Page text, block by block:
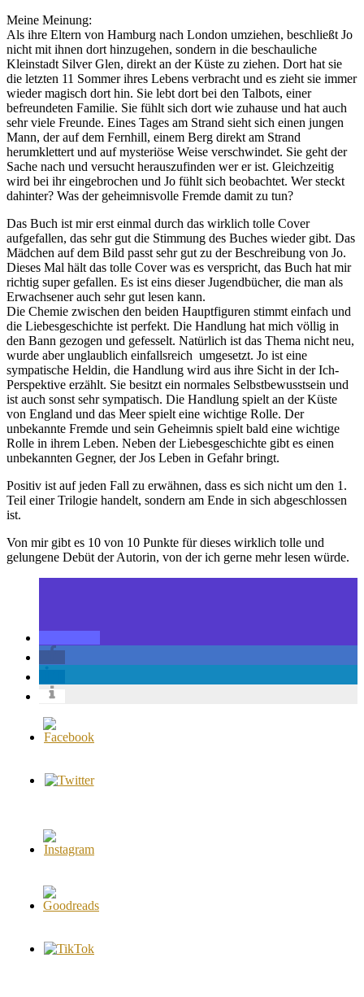
Meine Meinung:
Als ihre Eltern von Hamburg nach London umziehen, beschließt Jo
nicht mit ihnen dort hinzugehen, sondern in die beschauliche
Kleinstadt Silver Glen, direkt an der Küste zu ziehen. Dort hat sie
die letzten 11 Sommer ihres Lebens verbracht und es zieht sie immer
wieder magisch dort hin. Sie lebt dort bei den Talbots, einer
befreundeten Familie. Sie fühlt sich dort wie zuhause und hat auch
sehr viele Freunde. Eines Tages am Strand sieht sich einen jungen
Mann, der auf dem Fernhill, einem Berg direkt am Strand
herumklettert und auf mysteriöse Weise verschwindet. Sie geht der
Sache nach und versucht herauszufinden wer er ist. Gleichzeitig
wird bei ihr eingebrochen und Jo fühlt sich beobachtet. Wer steckt
dahinter? Was der geheimnisvolle Fremde damit zu tun?
Das Buch ist mir erst einmal durch das wirklich tolle Cover
aufgefallen, das sehr gut die Stimmung des Buches wieder gibt. Das
Mädchen auf dem Bild passt sehr gut zu der Beschreibung von Jo.
Dieses Mal hält das tolle Cover was es verspricht, das Buch hat mir
richtig super gefallen. Es ist eins dieser Jugendbücher, die man als
Erwachsener auch sehr gut lesen kann.
Die Chemie zwischen den beiden Hauptfiguren stimmt einfach und
die Liebesgeschichte ist perfekt. Die Handlung hat mich völlig in
den Bann gezogen und gefesselt. Natürlich ist das Thema nicht neu,
wurde aber unglaublich einfallsreich umgesetzt. Jo ist eine
sympatische Heldin, die Handlung wird aus ihre Sicht in der Ich-
Perspektive erzählt. Sie besitzt ein normales Selbstbewusstsein und
ist auch sonst sehr sympatisch. Die Handlung spielt an der Küste
von England und das Meer spielt eine wichtige Rolle. Der
unbekannte Fremde und sein Geheimnis spielt bald eine wichtige
Rolle in ihrem Leben. Neben der Liebesgeschichte gibt es einen
unbekannten Gegner, der Jos Leben in Gefahr bringt.
Positiv ist auf jeden Fall zu erwähnen, dass es sich nicht um den 1.
Teil einer Trilogie handelt, sondern am Ende in sich abgeschlossen
ist.
Von mir gibt es 10 von 10 Punkte für dieses wirklich tolle und
gelungene Debüt der Autorin, von der ich gerne mehr lesen würde.